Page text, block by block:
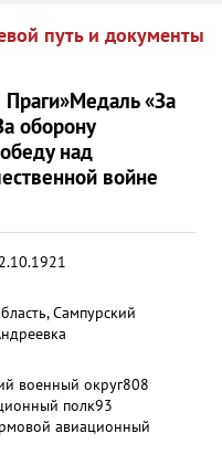
путь и документы
Медаль «За
оборону
над
войне
Сампурский
военный округ808
полк93
авиационный